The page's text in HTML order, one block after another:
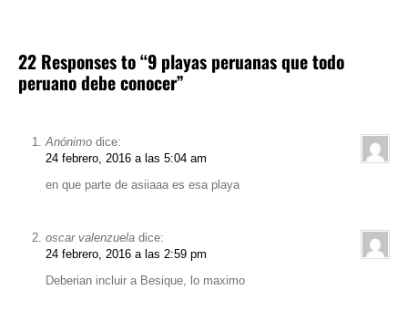
22 Responses to “9 playas peruanas que todo
peruano debe conocer”
Anónimo dice:
24 febrero, 2016 a las 5:04 am
en que parte de asiiaaa es esa playa
oscar valenzuela dice:
24 febrero, 2016 a las 2:59 pm
Deberian incluir a Besique, lo maximo